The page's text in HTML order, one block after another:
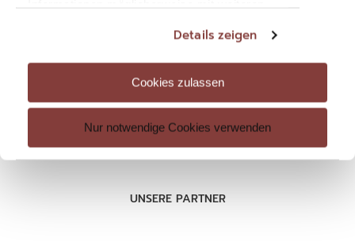
haben oder die sie im Rahmen Ihrer Nutzung
der Dienste gesammelt haben. Sie geben
Einwilligung zu unseren Cookies, wenn Sie
unsere Webseite weiterhin nutzen.
Details zeigen
Cookies zulassen
Nur notwendige Cookies verwenden
UNSERE PARTNER